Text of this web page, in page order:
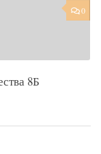
0
8Б